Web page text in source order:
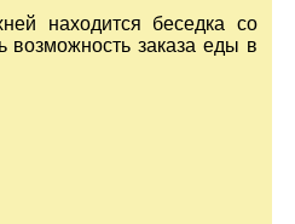
находится беседка со
возможность заказа еды в